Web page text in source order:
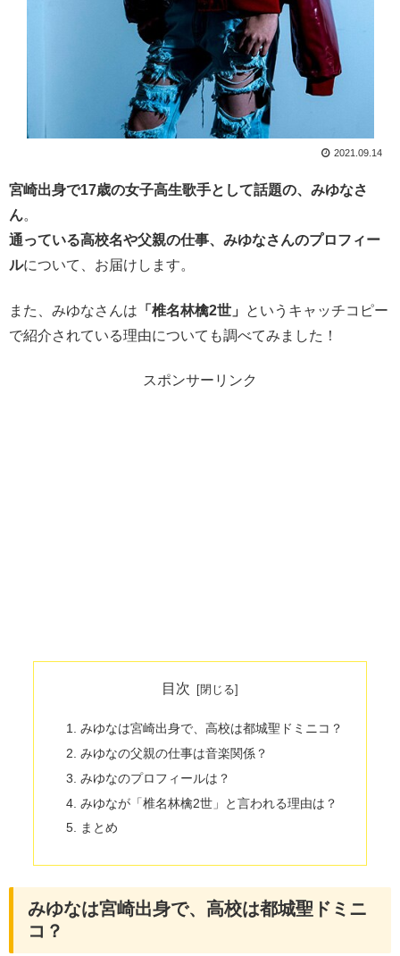
2021.09.14
宮崎出身で17歳の女子高生歌手として話題の、みゆなさ
ん。
通っている高校名や父親の仕事、みゆなさんのプロフィー
ルについて、お届けします。
また、みゆなさんは 「椎名林檎2世」
というキャッチコピー
で紹介されている理由についても調べてみました！
スポンサーリンク
目次
みゆなは宮崎出身で、高校は都城聖ドミニコ？
みゆなの父親の仕事は音楽関係？
みゆなのプロフィールは？
みゆなが「椎名林檎2世」と言われる理由は？
まとめ
みゆなは宮崎出身で、高校は都城聖ドミニ
コ？